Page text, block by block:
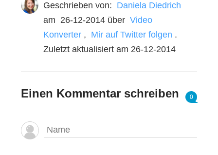
Geschrieben von: Daniela Diedrich
am 26-12-2014über Video
Konverter , Mir auf Twitter folgen .
Zuletzt aktualisiert am 26-12-2014
Einen Kommentar schreiben 0